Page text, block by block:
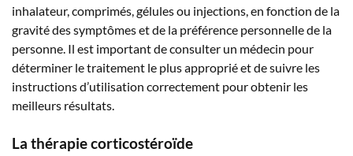
inhalateur, comprimés, gélules ou injections, en fonction de la
gravité des symptômes et de la préférence personnelle de la
personne. Il est important de consulter un médecin pour
déterminer le traitement le plus approprié et de suivre les
instructions d’utilisation correctement pour obtenir les
meilleurs résultats.
La thérapie corticostéroïde